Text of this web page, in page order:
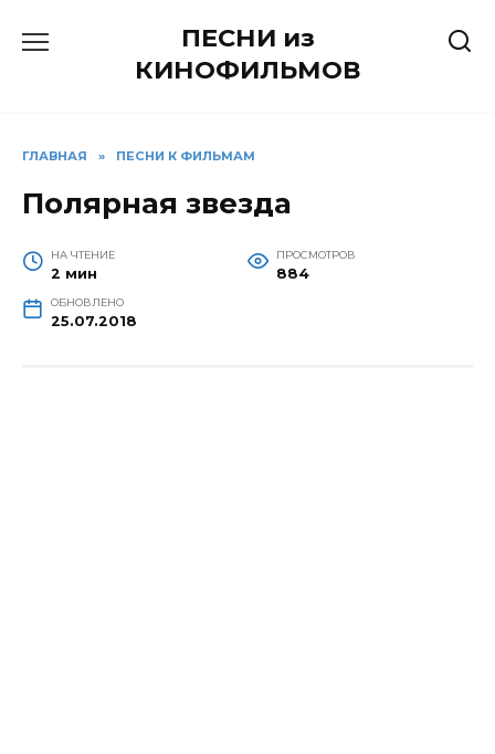
ПЕСНИ из
КИНОФИЛЬМОВ
ГЛАВНАЯ » ПЕСНИ К ФИЛЬМАМ
Полярная звезда
НА ЧТЕНИЕ
2 мин
ПРОСМОТРОВ
884
ОБНОВЛЕНО
25.07.2018